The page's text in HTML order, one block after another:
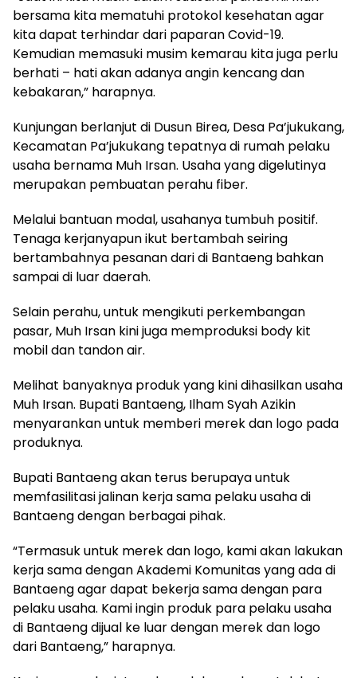
bersama kita mematuhi protokol kesehatan agar
kita dapat terhindar dari paparan Covid-19.
Kemudian memasuki musim kemarau kita juga perlu
berhati – hati akan adanya angin kencang dan
kebakaran,” harapnya.
Kunjungan berlanjut di Dusun Birea, Desa Pa’jukukang,
Kecamatan Pa’jukukang tepatnya di rumah pelaku
usaha bernama Muh Irsan. Usaha yang digelutinya
merupakan pembuatan perahu fiber.
Melalui bantuan modal, usahanya tumbuh positif.
Tenaga kerjanyapun ikut bertambah seiring
bertambahnya pesanan dari di Bantaeng bahkan
sampai di luar daerah.
Selain perahu, untuk mengikuti perkembangan
pasar, Muh Irsan kini juga memproduksi body kit
mobil dan tandon air.
Melihat banyaknya produk yang kini dihasilkan usaha
Muh Irsan. Bupati Bantaeng, Ilham Syah Azikin
menyarankan untuk memberi merek dan logo pada
produknya.
Bupati Bantaeng akan terus berupaya untuk
memfasilitasi jalinan kerja sama pelaku usaha di
Bantaeng dengan berbagai pihak.
“Termasuk untuk merek dan logo, kami akan lakukan
kerja sama dengan Akademi Komunitas yang ada di
Bantaeng agar dapat bekerja sama dengan para
pelaku usaha. Kami ingin produk para pelaku usaha
di Bantaeng dijual ke luar dengan merek dan logo
dari Bantaeng,” harapnya.